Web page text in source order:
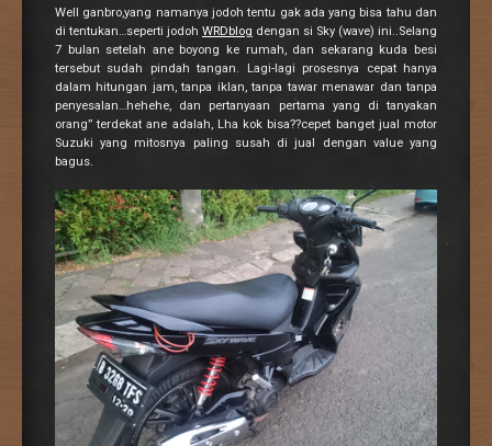
Well ganbro,yang namanya jodoh tentu gak ada yang bisa tahu dan
di tentukan…seperti jodoh WRDblog dengan si Sky (wave) ini..Selang
7 bulan setelah ane boyong ke rumah, dan sekarang kuda besi
tersebut sudah pindah tangan. Lagi-lagi prosesnya cepat hanya
dalam hitungan jam, tanpa iklan, tanpa tawar menawar dan tanpa
penyesalan…hehehe, dan pertanyaan pertama yang di tanyakan
orang” terdekat ane adalah, Lha kok bisa??cepet banget jual motor
Suzuki yang mitosnya paling susah di jual dengan value yang
bagus.